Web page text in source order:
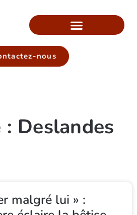
nous
Deslandes
malgré lui » :